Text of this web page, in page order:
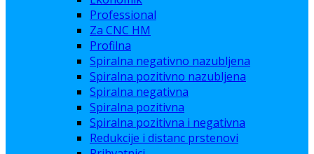
Professional
Za CNC HM
Profilna
Spiralna negativno nazubljena
Spiralna pozitivno nazubljena
Spiralna negativna
Spiralna pozitivna
Spiralna pozitivna i negativna
Redukcije i distanc prstenovi